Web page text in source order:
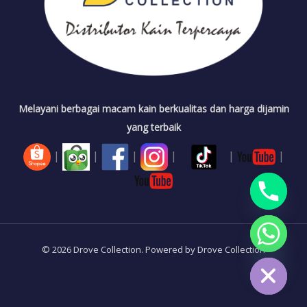
Melayani berbagai macam kain berkualitas dan harga dijamin
yang terbaik
| | | | | |
© 2026 Drove Collection. Powered by Drove Collection
HIDE
CHATY